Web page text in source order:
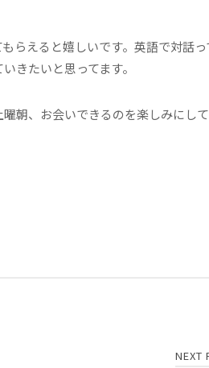
らえると嬉しいです。英語で対話っ
きたいと思ってます。
朝、お会いできるのを楽しみにし
NEXT